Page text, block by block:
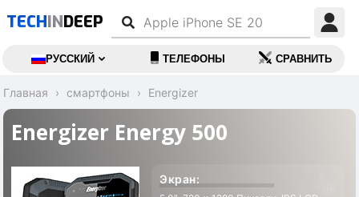
TECHINDEEP
РУССКИЙ ТЕЛЕФОНЫ СРАВНИТЬ
Главная смартфоны Energizer
Energizer Energy 500
Экран: